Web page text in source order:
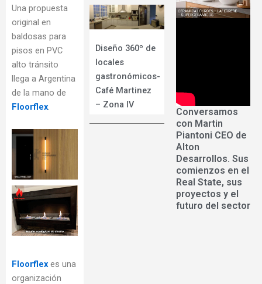
Una propuesta
original en
baldosas para
pisos en PVC
alto tránsito
llega a Argentina
de la mano de
Floorflex.
Floorflex es una
organización
Diseño 360º de
locales
gastronómicos-
Café Martinez
– Zona IV
Conversamos
con Martin
Piantoni CEO de
Alton
Desarrollos. Sus
comienzos en el
Real State, sus
proyectos y el
futuro del sector